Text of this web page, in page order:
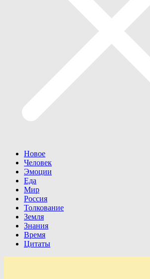
Новое
Человек
Эмоции
Еда
Мир
Россия
Толкование
Земля
Знания
Время
Цитаты